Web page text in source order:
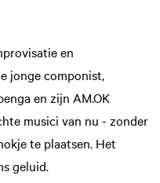
en
jonge componist,
en zijn AM.OK
musici van nu - zonder
te plaatsen. Het
geluid.